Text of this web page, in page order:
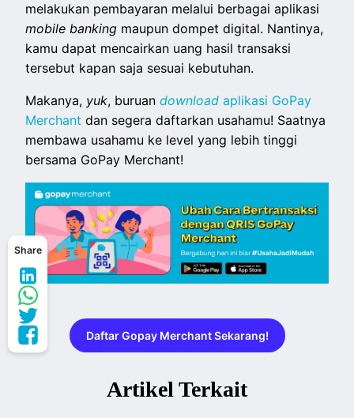
Share
melakukan pembayaran melalui berbagai aplikasi
mobile banking maupun dompet digital. Nantinya,
kamu dapat mencairkan uang hasil transaksi
tersebut kapan saja sesuai kebutuhan.
Makanya, yuk, buruandownloadaplikasi GoPay
Merchant dan segera daftarkan usahamu! Saatnya
membawa usahamu ke level yang lebih tinggi
bersama GoPay Merchant!
Daftar Gopay Merchant Sekarang!
Artikel Terkait